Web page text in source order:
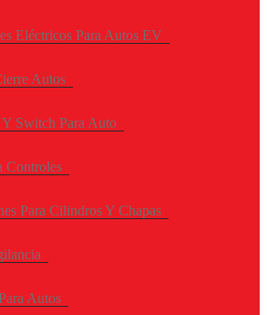
Eléctricos Para Autos EV
Autos
Switch Para Auto
Controles
Para Cilindros Y Chapas
Autos